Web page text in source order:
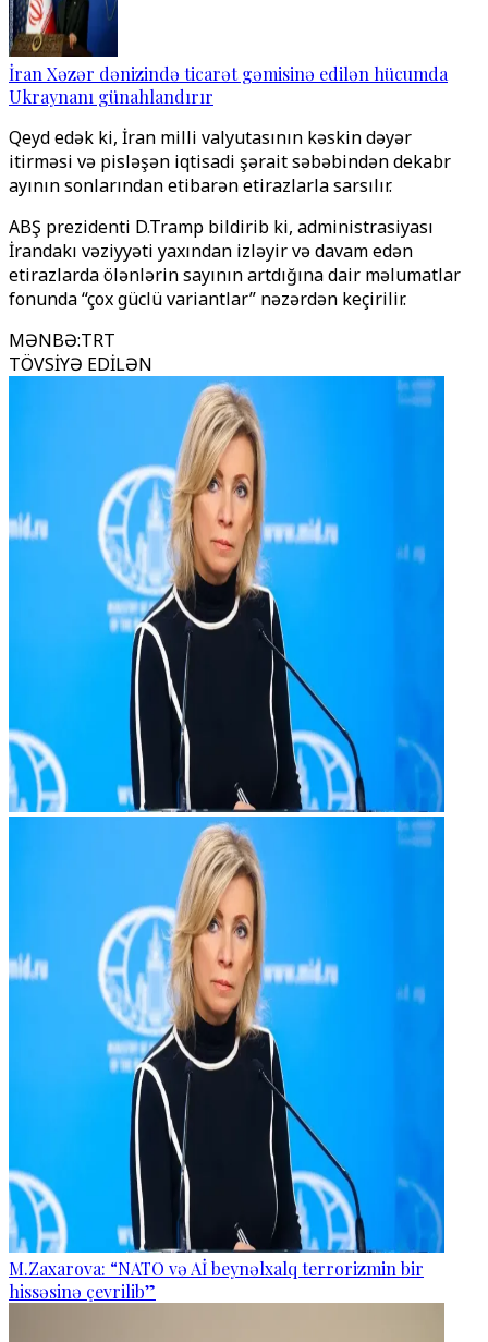
İran Xəzər dənizində ticarət gəmisinə edilən hücumda
Ukraynanı günahlandırır
Qeyd edək ki, İran milli valyutasının kəskin dəyər
itirməsi və pisləşən iqtisadi şərait səbəbindən dekabr
ayının sonlarından etibarən etirazlarla sarsılır.
ABŞ prezidenti D.Tramp bildirib ki, administrasiyası
İrandakı vəziyyəti yaxından izləyir və davam edən
etirazlarda ölənlərin sayının artdığına dair məlumatlar
fonunda “çox güclü variantlar” nəzərdən keçirilir.
MƏNBƏ:TRT
TÖVSİYƏ EDİLƏN
M.Zaxarova: “NATO və Aİ beynəlxalq terrorizmin bir
hissəsinə çevrilib”